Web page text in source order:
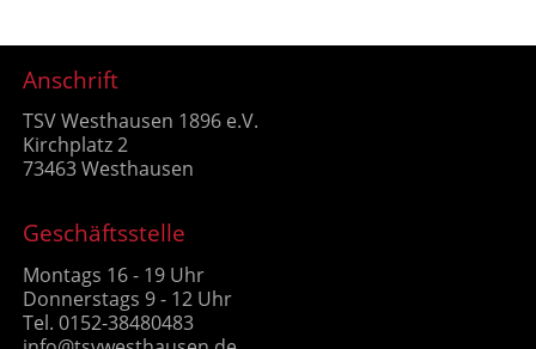
Anschrift
TSV Westhausen 1896 e.V.
Kirchplatz 2
73463 Westhausen
Geschäftsstelle
Montags 16 - 19 Uhr
Donnerstags 9 - 12 Uhr
Tel. 0152-38480483